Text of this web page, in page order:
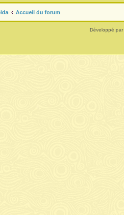
Accueil du forum
Développé par